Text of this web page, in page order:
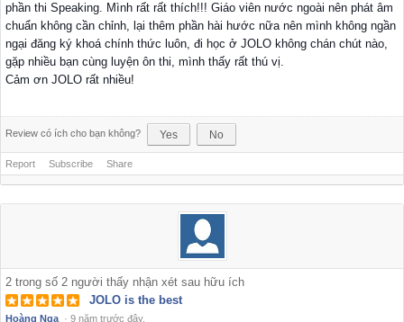
phần thi Speaking. Mình rất rất thích!!! Giáo viên nước ngoài nên phát âm
chuẩn không cần chỉnh, lại thêm phần hài hước nữa nên mình không ngần
ngại đăng ký khoá chính thức luôn, đi học ở JOLO không chán chút nào,
gặp nhiều bạn cùng luyện ôn thi, mình thấy rất thú vị.
Cảm ơn JOLO rất nhiều!
Review có ích cho bạn không? Yes No
Report Subscribe Share
2 trong số 2 người thấy nhận xét sau hữu ích
JOLO is the best
Hoàng Nga · 9 năm trước đây.